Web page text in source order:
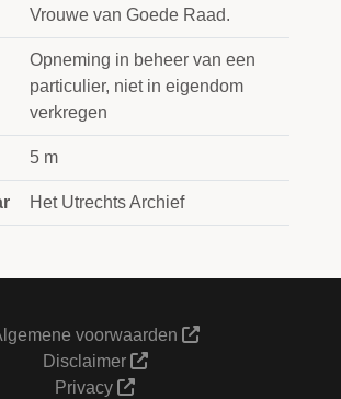
Vrouwe van Goede Raad.
Opneming in beheer van een
particulier, niet in eigendom
verkregen
5 m
Het Utrechts Archief
voorwaarden
Disclaimer
Privacy